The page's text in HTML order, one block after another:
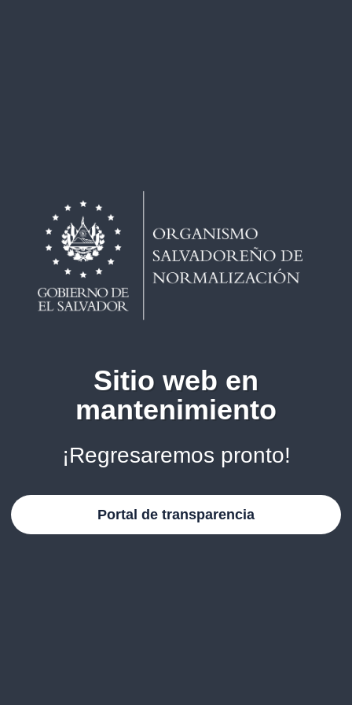
Sitio web en
mantenimiento
¡Regresaremos pronto!
Portal de transparencia